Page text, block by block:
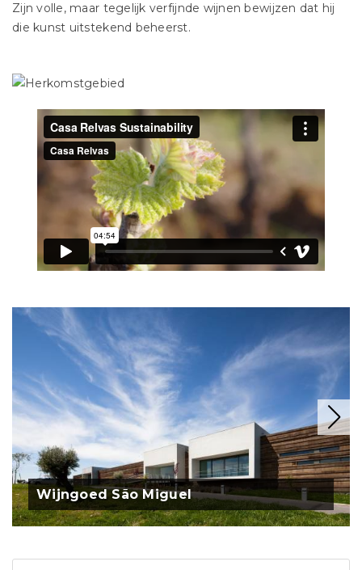
Zijn volle, maar tegelijk verfijnde wijnen bewijzen dat hij
die kunst uitstekend beheerst.
Wijngoed São Miguel